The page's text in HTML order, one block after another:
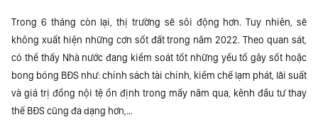
Trong 6 tháng còn lại, thị trường sẽ sôi động hơn. Tuy nhiên, sẽ
không xuất hiện những cơn sốt đất trong năm 2022. Theo quan sát,
có thể thấy Nhà nước đang kiểm soát tốt những yếu tố gây sốt hoặc
bong bóng BĐS như: chính sách tài chính, kiềm chế lạm phát, lãi suất
và giá trị đồng nội tệ ổn định trong mấy năm qua, kênh đầu tư thay
thế BĐS cũng đa dạng hơn,…